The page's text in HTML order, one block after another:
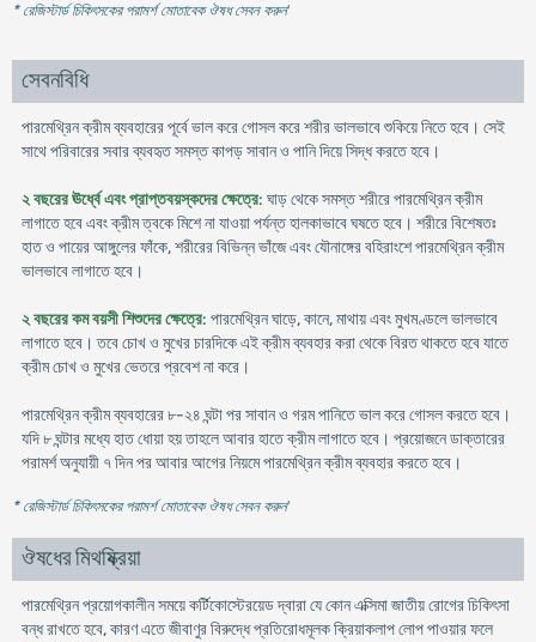
* রেজিস্টার্ড চিকিৎসকের পরামর্শ মোতাবেক ঔষধ সেবন করুন'
সেবনবিধি
পারমেথ্রিন ক্রীম ব্যবহারের পূর্বে ভাল করে গোসল করে শরীর ভালভাবে শুকিয়ে নিতে হবে। সেই
সাথে পরিবারের সবার ব্যবহৃত সমস্ত কাপড় সাবান ও পানি দিয়ে সিদ্ধ করতে হবে।
২ বছরের ঊর্ধ্বে এবং প্রাপ্তবয়স্কদের ক্ষেত্রে: ঘাড় থেকে সমস্ত শরীরে পারমেথ্রিন ক্রীম
লাগাতে হবে এবং ক্রীম ত্বকে মিশে না যাওয়া পর্যন্ত হালকাভাবে ঘষতে হবে। শরীরে বিশেষতঃ
হাত ও পায়ের আঙ্গুলের ফাঁকে, শরীরের বিভিন্ন ভাঁজে এবং যৌনাঙ্গের বহিরাংশে পারমেথ্রিন ক্রীম
ভালভাবে লাগাতে হবে।
২ বছরের কম বয়সী শিশুদের ক্ষেত্রে: পারমেথ্রিন ঘাড়ে, কানে, মাথায় এবং মুখমণ্ডলে ভালভাবে
লাগাতে হবে। তবে চোখ ও মুখের চারদিকে এই ক্রীম ব্যবহার করা থেকে বিরত থাকতে হবে যাতে
ক্রীম চোখ ও মুখের ভেতরে প্রবেশ না করে।
পারমেথ্রিন ক্রীম ব্যবহারের ৮-২৪ ঘন্টা পর সাবান ও গরম পানিতে ভাল করে গোসল করতে হবে।
যদি ৮ ঘন্টার মধ্যে হাত ধোয়া হয় তাহলে আবার হাতে ক্রীম লাগাতে হবে। প্রয়োজনে ডাক্তারের
পরামর্শ অনুযায়ী ৭ দিন পর আবার আগের নিয়মে পারমেথ্রিন ক্রীম ব্যবহার করতে হবে।
* রেজিস্টার্ড চিকিৎসকের পরামর্শ মোতাবেক ঔষধ সেবন করুন'
ঔষধের মিথষ্ক্রিয়া
পারমেথ্রিন প্রয়োগকালীন সময়ে কর্টিকোস্টেরয়েড দ্বারা যে কোন এক্সিমা জাতীয় রোগের চিকিৎসা
বন্ধ রাখতে হবে, কারণ এতে জীবাণুর বিরুদ্ধে প্রতিরোধমূলক ক্রিয়াকলাপ লোপ পাওয়ার ফলে